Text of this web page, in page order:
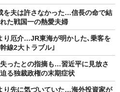
を夫は許さなかった…信長の命で結
た戦国一の熱愛夫婦
り厄介…JR東海が明かした､乗客を
線2大トラブル｣
ったとの指摘も…習近平に見放さ
る独裁政権の末期症状
り先に気づいていた…海外投資家が